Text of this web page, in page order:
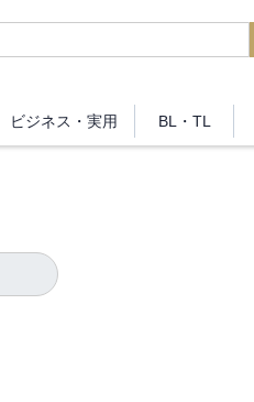
ビジネス ・実用 BL・TL